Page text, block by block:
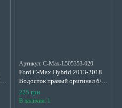
Артикул: C-Max-L505353-020
Ford C-Max Hybrid 2013-2018
Водосток правый оригинал б/у
AM51R02476AC
225 грн
В наличии: 1